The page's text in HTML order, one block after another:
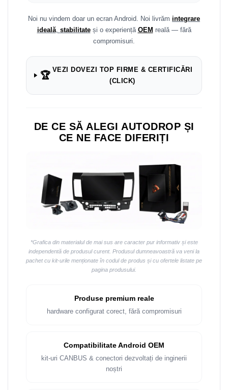
Dodge
Navigații universale 2DIN
Navigații universale 1DIN
Rame adaptoare Volkswagen
Rame adaptoare M-Benz
Rame adaptoare Opel
Rame adaptoare Suzuki
Rame adaptoare Audi
Rame adaptoare Seat
Noi nu vindem doar un ecran Android. Noi livrăm integrare
ideală, stabilitateși o experiență OEM reală — fără
compromisuri.
🏆
VEZI DOVEZI TOP FIRME & CERTIFICĂRI
(CLICK)
DE CE SĂ ALEGI AUTODROP ȘI
CE NE FACE DIFERIȚI
*Grafica din materialul de mai sus are caracter pur informativ și este
independentă de produsul curent. Produsul dumneavoastră va veni la
pachet cu kit-urile menționate în codul de produs și cu ofertele listate pe
pagina produsului.
Produse premium reale
hardware configurat corect, fără compromisuri
Compatibilitate Android OEM
kit-uri CANBUS & conectori dezvoltați de inginerii
noștri